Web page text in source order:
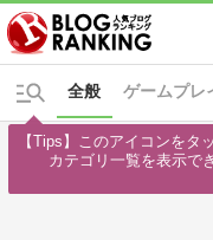
ゲームプレ
全般
【Tips】このアイコンをタ
カテゴリ一覧を表示で